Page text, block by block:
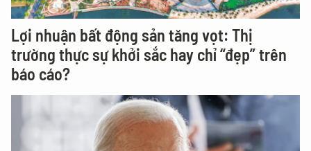
Lợi nhuận bất động sản tăng vọt: Thị
trường thực sự khởi sắc hay chỉ “đẹp” trên
báo cáo?